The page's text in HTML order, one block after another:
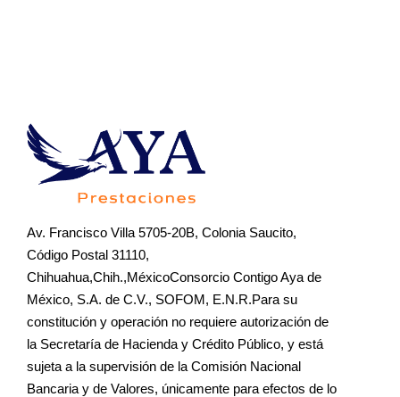
Av. Francisco Villa 5705-20B, Colonia Saucito,
Código Postal 31110,
Chihuahua,Chih.,MéxicoConsorcio Contigo Aya de
México, S.A. de C.V., SOFOM, E.N.R.Para su
constitución y operación no requiere autorización de
la Secretaría de Hacienda y Crédito Público, y está
sujeta a la supervisión de la Comisión Nacional
Bancaria y de Valores, únicamente para efectos de lo